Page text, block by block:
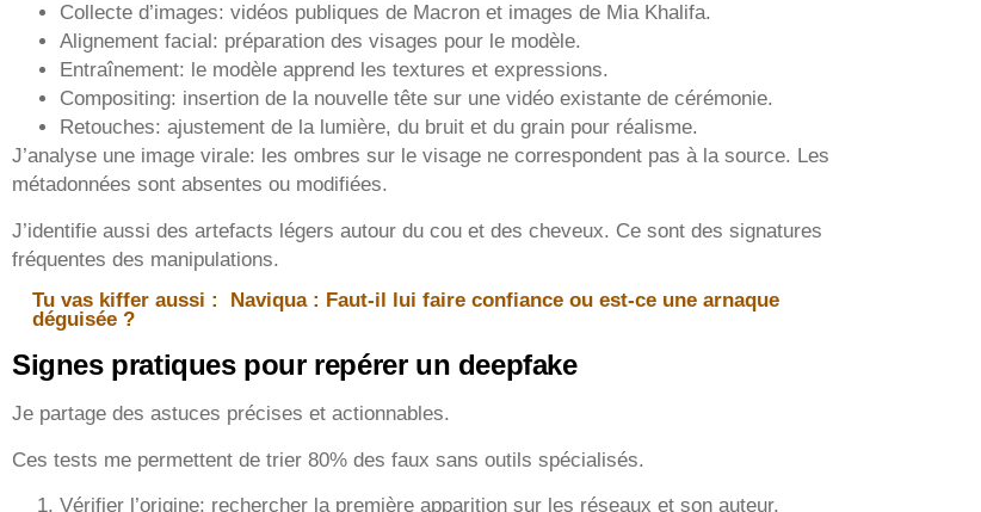
Collecte d’images: vidéos publiques de Macron et images de Mia Khalifa.
Alignement facial: préparation des visages pour le modèle.
Entraînement: le modèle apprend les textures et expressions.
Compositing: insertion de la nouvelle tête sur une vidéo existante de cérémonie.
Retouches: ajustement de la lumière, du bruit et du grain pour réalisme.
J’analyse une image virale: les ombres sur le visage ne correspondent pas à la source. Les
métadonnées sont absentes ou modifiées.
J’identifie aussi des artefacts légers autour du cou et des cheveux. Ce sont des signatures
fréquentes des manipulations.
Tu vas kiffer aussi :
Naviqua : Faut-il lui faire confiance ou est-ce une arnaque
déguisée ?
Signes pratiques pour repérer un deepfake
Je partage des astuces précises et actionnables.
Ces tests me permettent de trier 80% des faux sans outils spécialisés.
Vérifier l’origine: rechercher la première apparition sur les réseaux et son auteur.